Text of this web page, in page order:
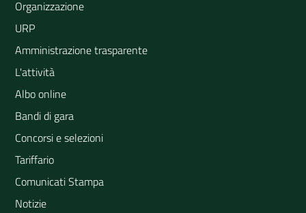
Organizzazione
URP
Amministrazione trasparente
L'attività
Albo online
Bandi di gara
Concorsi e selezioni
Tariffario
Comunicati Stampa
Notizie